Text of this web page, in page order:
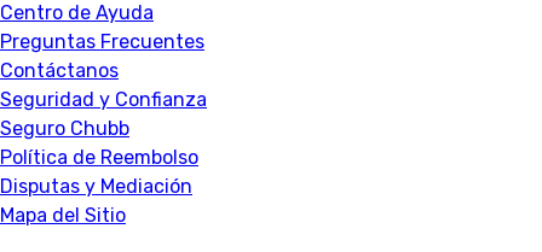
Centro de Ayuda
Preguntas Frecuentes
Contáctanos
Seguridad y Confianza
Seguro Chubb
Política de Reembolso
Disputas y Mediación
Mapa del Sitio